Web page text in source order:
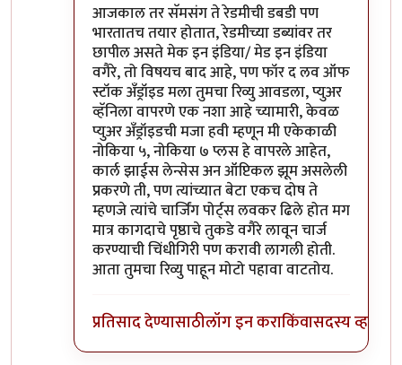
आजकाल तर सॅमसंग ते रेडमीची डबडी पण
भारतातच तयार होतात, रेडमीच्या डब्यांवर तर
छापील असते मेक इन इंडिया/ मेड इन इंडिया
वगैरे, तो विषयच बाद आहे, पण फॉर द लव ऑफ
स्टॉक अँड्रॉइड मला तुमचा रिव्यु आवडला, प्युअर
व्हॅनिला वापरणे एक नशा आहे च्यामारी, केवळ
प्युअर अँड्रॉइडची मजा हवी म्हणून मी एकेकाळी
नोकिया ५, नोकिया ७ प्लस हे वापरले आहेत,
कार्ल झाईस लेन्सेस अन ऑप्टिकल झूम असलेली
प्रकरणे ती, पण त्यांच्यात बेटा एकच दोष ते
म्हणजे त्यांचे चार्जिंग पोर्ट्स लवकर ढिले होत मग
मात्र कागदाचे पृष्ठाचे तुकडे वगैरे लावून चार्ज
करण्याची चिंधीगिरी पण करावी लागली होती.
आता तुमचा रिव्यु पाहून मोटो पहावा वाटतोय.
प्रतिसाद देण्यासाठीलॉग इन कराकिंवासदस्य व्हा